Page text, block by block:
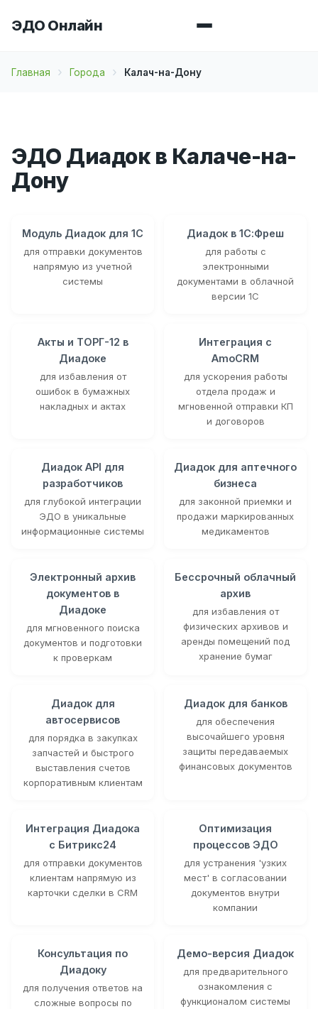
ЭДО Онлайн
Главная Города Калач-на-Дону
ЭДО Диадок в Калаче-на-
Дону
Модуль Диадок для 1С
для отправки документов
напрямую из учетной
системы
Диадок в 1С:Фреш
для работы с
электронными
документами в облачной
версии 1С
Акты и ТОРГ-12 в
Диадоке
для избавления от
ошибок в бумажных
накладных и актах
Интеграция с
AmoCRM
для ускорения работы
отдела продаж и
мгновенной отправки КП
и договоров
Диадок API для
разработчиков
для глубокой интеграции
ЭДО в уникальные
информационные системы
Диадок для аптечного
бизнеса
для законной приемки и
продажи маркированных
медикаментов
Электронный архив
документов в
Диадоке
для мгновенного поиска
документов и подготовки
к проверкам
Бессрочный облачный
архив
для избавления от
физических архивов и
аренды помещений под
хранение бумаг
Диадок для
автосервисов
для порядка в закупках
запчастей и быстрого
выставления счетов
корпоративным клиентам
Диадок для банков
для обеспечения
высочайшего уровня
защиты передаваемых
финансовых документов
Интеграция Диадока
с Битрикс24
для отправки документов
клиентам напрямую из
карточки сделки в CRM
Оптимизация
процессов ЭДО
для устранения 'узких
мест' в согласовании
документов внутри
компании
Консультация по
Диадоку
для получения ответов на
сложные вопросы по
Демо-версия Диадок
для предварительного
ознакомления с
функционалом системы